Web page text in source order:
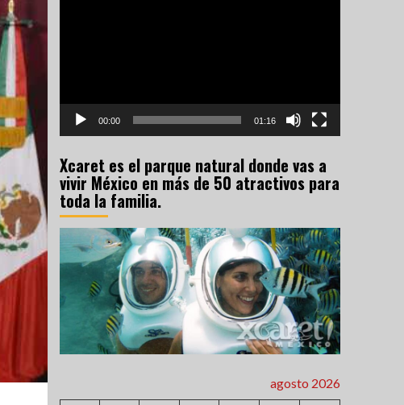
00:00 01:16
Xcaret es el parque natural donde vas a
vivir México en más de 50 atractivos para
toda la familia.
agosto 2026